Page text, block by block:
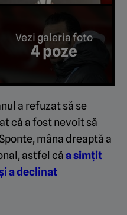
Vezi galeria foto
4 poze
a refuzat să se
că a fost nevoit să
mâna dreaptă a
astfel căa simțit
a declinat